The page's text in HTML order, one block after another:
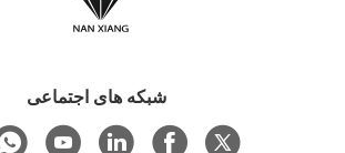
شبکه های اجتماعی